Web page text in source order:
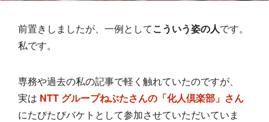
前置きしましたが、一例としてこういう姿の人です。
私です。
専務や過去の私の記事で軽く触れていたのですが、
実は NTT グループねぶたさんの「化人倶楽部」さん
にたびたびバケトとして参加させていただいていま